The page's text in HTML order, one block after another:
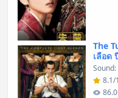
The
เลือด
8.1/